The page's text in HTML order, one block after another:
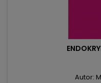
Autor: